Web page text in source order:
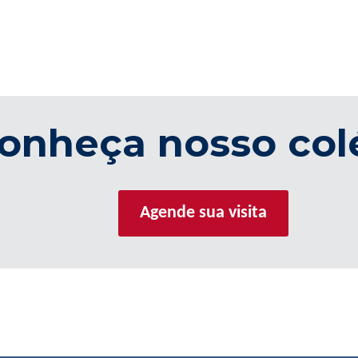
nosso
Agende sua visita